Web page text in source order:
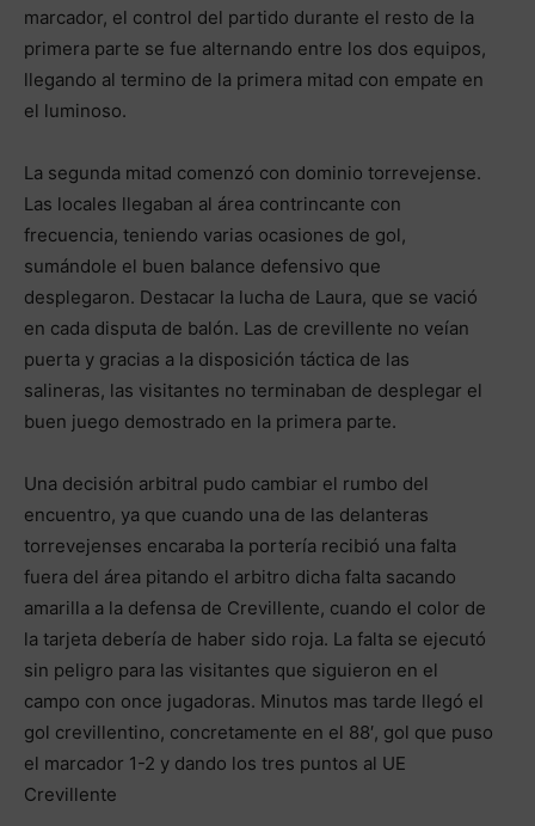
marcador, el control del partido durante el resto de la
primera parte se fue alternando entre los dos equipos,
llegando al termino de la primera mitad con empate en
el luminoso.
La segunda mitad comenzó con dominio torrevejense.
Las locales llegaban al área contrincante con
frecuencia, teniendo varias ocasiones de gol,
sumándole el buen balance defensivo que
desplegaron. Destacar la lucha de Laura, que se vació
en cada disputa de balón. Las de crevillente no veían
puerta y gracias a la disposición táctica de las
salineras, las visitantes no terminaban de desplegar el
buen juego demostrado en la primera parte.
Una decisión arbitral pudo cambiar el rumbo del
encuentro, ya que cuando una de las delanteras
torrevejenses encaraba la portería recibió una falta
fuera del área pitando el arbitro dicha falta sacando
amarilla a la defensa de Crevillente, cuando el color de
la tarjeta debería de haber sido roja. La falta se ejecutó
sin peligro para las visitantes que siguieron en el
campo con once jugadoras. Minutos mas tarde llegó el
gol crevillentino, concretamente en el 88′, gol que puso
el marcador 1-2 y dando los tres puntos al UE
Crevillente